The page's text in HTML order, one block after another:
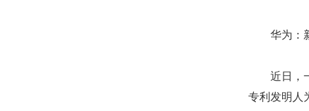
华为：新
近日，一
专利发明人